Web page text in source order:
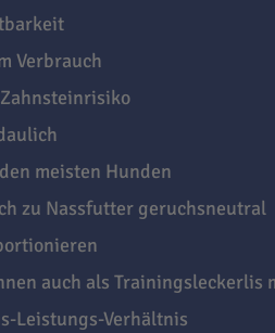
Verbrauch
meisten Hunden
zu Nassfutter geruchsneutral
auch als Trainingsleckerlis
Leistungs-Verhältnis